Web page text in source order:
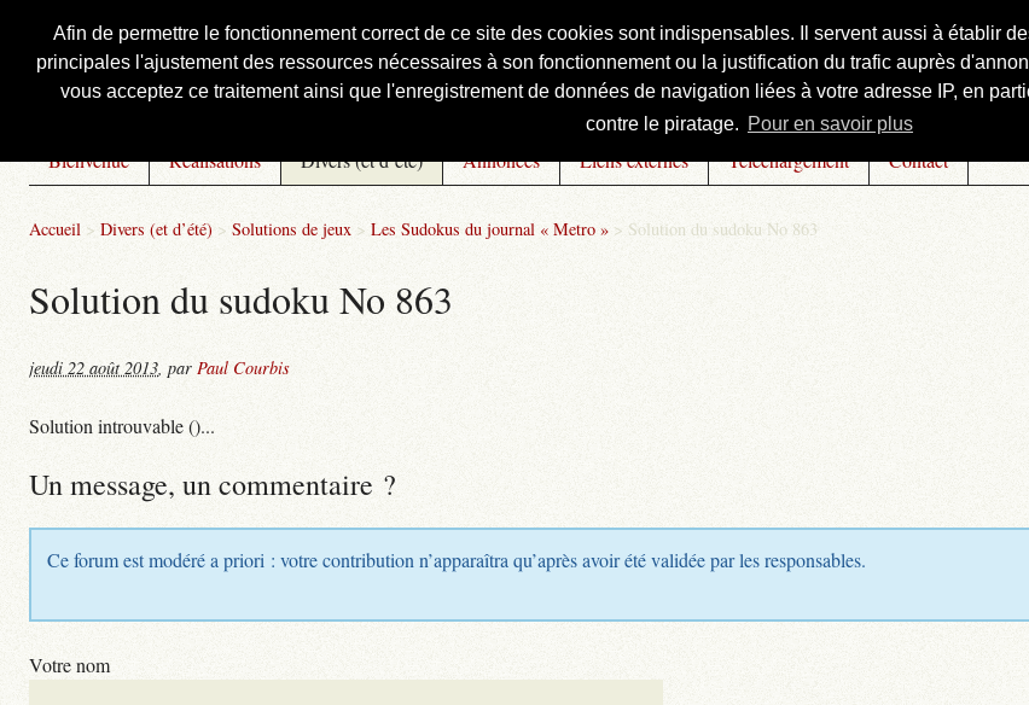
Afin de permettre le fonctionnement correct de ce site des cookies sont indispensables. Il servent aussi à établir
principales l'ajustement des ressources nécessaires à son fonctionnement ou la justification du trafic auprès
vous acceptez ce traitement ainsi que l'enregistrement de données de navigation liées à votre adresse IP, en
contre le piratage. Pour en savoir plus
Courbis, « LE » Blog Officiel
Bienvenue Réalisations Divers (et d’été) Annonces Liens externes Téléchargement Contact
Accueil > Divers (et d’été) > Solutions de jeux > Les Sudokus du journal « Metro » > Solution du sudoku No 863
Solution du sudoku No 863
jeudi 22 août 2013, par Paul Courbis
Solution introuvable ()...
Un message, un commentaire ?
Ce forum est modéré a priori : votre contribution n’apparaîtra qu’après avoir été validée par les responsables.
Votre nom